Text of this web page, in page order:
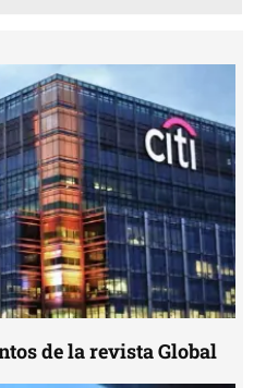
de la revista Global